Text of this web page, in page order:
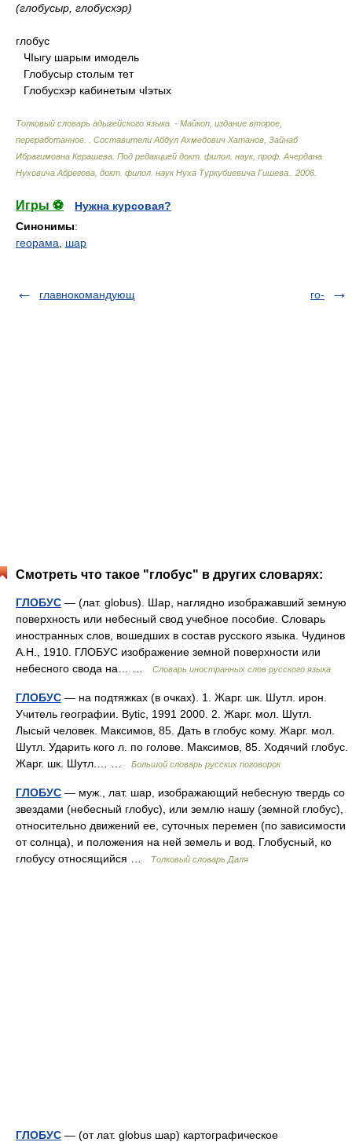
(глобусыр, глобусхэр)
глобус
ЧIыгу шарым имодель
Глобусыр столым тет
Глобусхэр кабинетым чIэтых
Толковый словарь адыгейского языка. - Майкоп, издание второе,
переработанное.
Составители Абдул Ахмедович Хатанов, Зайнаб
Ибрагимовна Керашева. Под редакцией докт. филол. наук, проф. Ачердана
Нуховича Абрегова, докт. филол. наук Нуха Туркубиевича Гишева.
2006
Игры ⚽
Нужна курсовая?
Синонимы:
георама
шар
главнокомандующ го-
Смотреть что такое "глобус" в других словарях:
ГЛОБУС — (лат. globus). Шар, наглядно изображавший земную
поверхность или небесный свод учебное пособие. Словарь
иностранных слов, вошедших в состав русского языка. Чудинов
А.Н., 1910. ГЛОБУС изображение земной поверхности или
небесного свода на… …
Словарь иностранных слов русского языка
ГЛОБУС — на подтяжках (в очках). 1. Жарг. шк. Шутл. ирон.
Учитель географии. Bytic, 1991 2000. 2. Жарг. мол. Шутл.
Лысый человек. Максимов, 85. Дать в глобус кому. Жарг. мол.
Шутл. Ударить кого л. по голове. Максимов, 85. Ходячий глобус.
Жарг. шк. Шутл.… …
Большой словарь русских поговорок
ГЛОБУС — муж., лат. шар, изображающий небесную твердь со
звездами (небесный глобус), или землю нашу (земной глобус),
относительно движений ее, суточных перемен (по зависимости
от солнца), и положения на ней земель и вод. Глобусный, ко
глобусу относящийся …
Толковый словарь Даля
ГЛОБУС — (от лат. globus шар) картографическое